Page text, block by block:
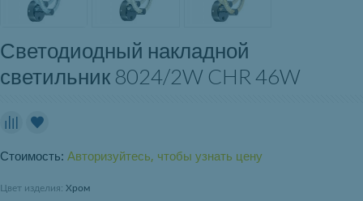
Светодиодный накладной
светильник 8024/2W CHR 46W
Стоимость: Авторизуйтесь, чтобы узнать цену
Цвет изделия: Хром